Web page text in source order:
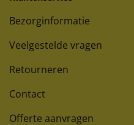
Bezorginformatie
Veelgestelde vragen
Retourneren
Contact
Offerte aanvragen